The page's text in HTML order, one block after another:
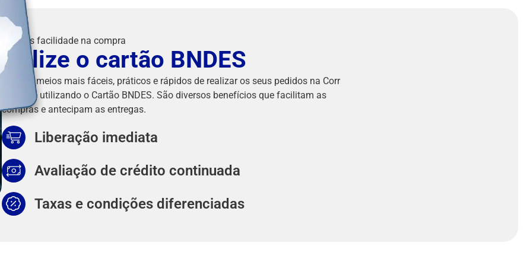
Mais facilidade na compra
Utilize o cartão BNDES
Um dos meios mais fáceis, práticos e rápidos de realizar os seus pedidos na Corr
Plastik é utilizando o Cartão BNDES. São diversos benefícios que facilitam as
compras e antecipam as entregas.
Liberação imediata
Avaliação de crédito continuada
Taxas e condições diferenciadas